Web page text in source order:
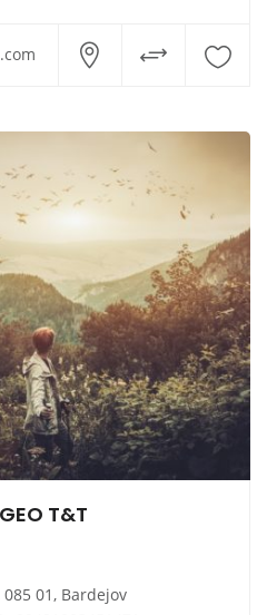
T&T
01, Bardejov